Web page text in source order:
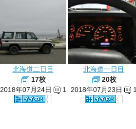
北海道二日目
17枚
2018年07月24日
1
北海道一日目
20枚
2018年07月23日
1